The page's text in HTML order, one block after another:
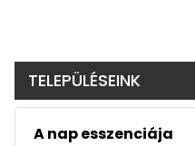
TELEPÜLÉSEINK
A nap esszenciája